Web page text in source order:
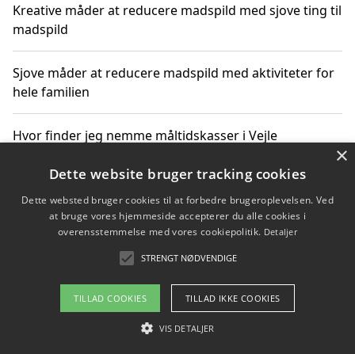
Kreative måder at reducere madspild med sjove ting til
madspild
Sjove måder at reducere madspild med aktiviteter for
hele familien
Hvor finder jeg nemme måltidskasser i Vejle
Copyright 2026 - Pilanto Aps
Om / kontakt
Blog Betingelser
×
Dette website bruger tracking cookies
Dette websted bruger cookies til at forbedre brugeroplevelsen. Ved
at bruge vores hjemmeside accepterer du alle cookies i
overensstemmelse med vores cookiepolitik. Detaljer
STRENGT NØDVENDIGE
TILLAD COOKIES TILLAD IKKE COOKIES
VIS DETALJER